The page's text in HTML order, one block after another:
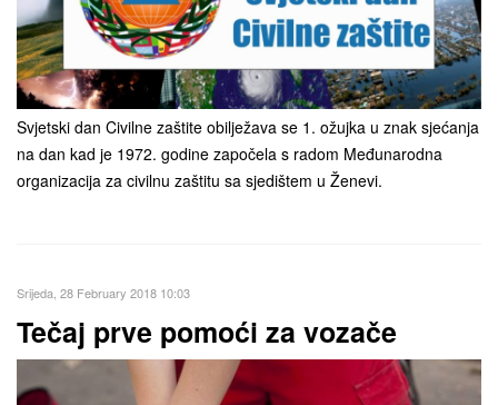
Svjetski dan Civilne zaštite obilježava se 1. ožujka u znak sjećanja
na dan kad je 1972. godine započela s radom Međunarodna
organizacija za civilnu zaštitu sa sjedištem u Ženevi.
Srijeda, 28 February 2018 10:03
Tečaj prve pomoći za vozače